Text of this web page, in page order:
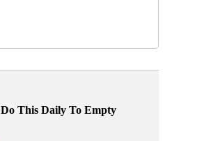
This Daily To Empty